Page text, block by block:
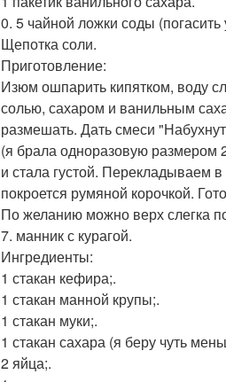
0. 5 чайной ложки соды (погасить
Щепотка соли.
Приготовление:
Изюм ошпарить кипятком, воду
солью, сахаром и ванильным
размешать. Дать смеси
(я брала одноразовую размером
и стала густой. Перекладываем
покроется румяной корочкой.
По желанию можно верх слегка
7. манник с курагой.
Ингредиенты:
1 стакан кефира;.
1 стакан манной крупы;.
1 стакан муки;.
1 стакан сахара (я беру чуть
2 яйца;.